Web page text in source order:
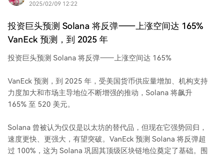
2025/02/09 12:22
投资巨头预测 Solana 将反弹——上涨空间达 165%
VanEck 预测，到 2025 年
投资巨头预测 Solana 将反弹——上涨空间达 165%
VanEck 预测，到 2025 年，受美国货币供应量增加、机构支持
力度加大和市场主导地位不断增强的推动，Solana 将飙升
165% 至 520 美元。
Solana 曾被认为仅仅是以太坊的替代品，但现在它强势回归，
速度更快、更强大，有望突破。VanEck 预测 Solana 将反弹超
过 100%，这为 Solana 巩固其顶级区块链地位奠定了基础。围